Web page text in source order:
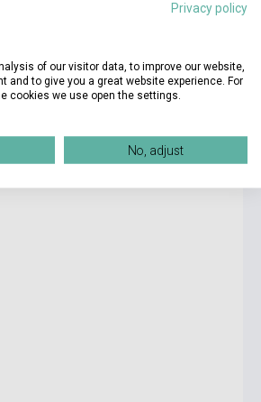
nem kapható, várható beszerzési idő egy-
Privacy policy
of our visitor data, to improve our website,
and to give you a great website experience. For
cookies we use open the settings.
No, adjust